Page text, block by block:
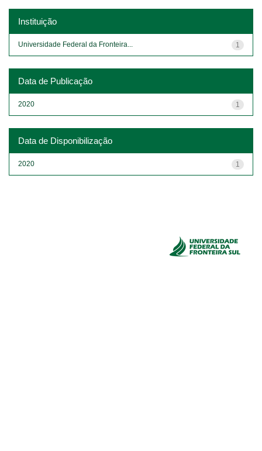
Instituição
1
Universidade Federal da Fronteira...
Data de Publicação
1
2020
Data de Disponibilização
1
2020